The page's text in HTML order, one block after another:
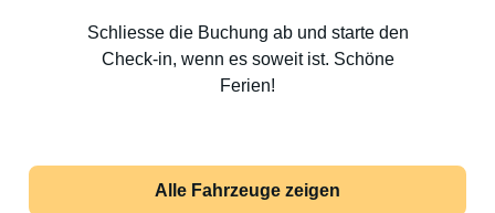
Schliesse die Buchung ab und starte den
Check-in, wenn es soweit ist. Schöne
Ferien!
Alle Fahrzeuge zeigen